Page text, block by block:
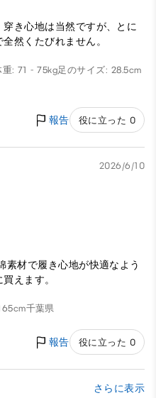
き心地は当然ですが、とに
然くたびれません。
重: 71 - 75kg足のサイズ: 28.5cm
報告 役に立った 0
2026/6/10
素材で履き心地が快適なよう
えます。
千葉県
報告 役に立った 0
さらに表示